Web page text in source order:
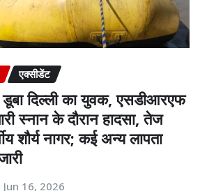
एक्सीडेंट
डूबा दिल्ली का युवक, एसडीआरएफ
स्नान के दौरान हादसा, तेज
शौर्य नागर; कई अन्य लापता
Jun 16, 2026